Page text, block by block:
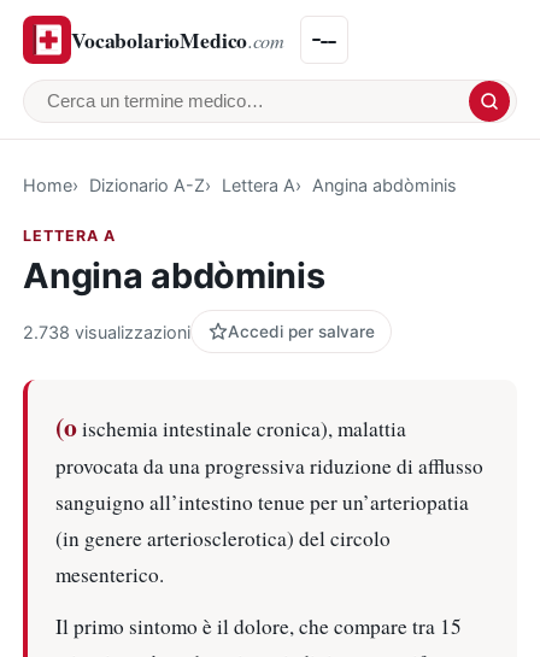
VocabolarioMedico.com
Cerca un termine medico
Home Dizionario A-Z Lettera A Angina abdòminis
LETTERA A
Angina abdòminis
2.738 visualizzazioni Accedi per salvare
(oischemia intestinale cronica), malattia
provocata da una progressiva riduzione di afflusso
sanguigno all’intestino tenue per un’arteriopatia
(in genere arteriosclerotica) del circolo
mesenterico.
Il primo sintomo è il dolore, che compare tra 15